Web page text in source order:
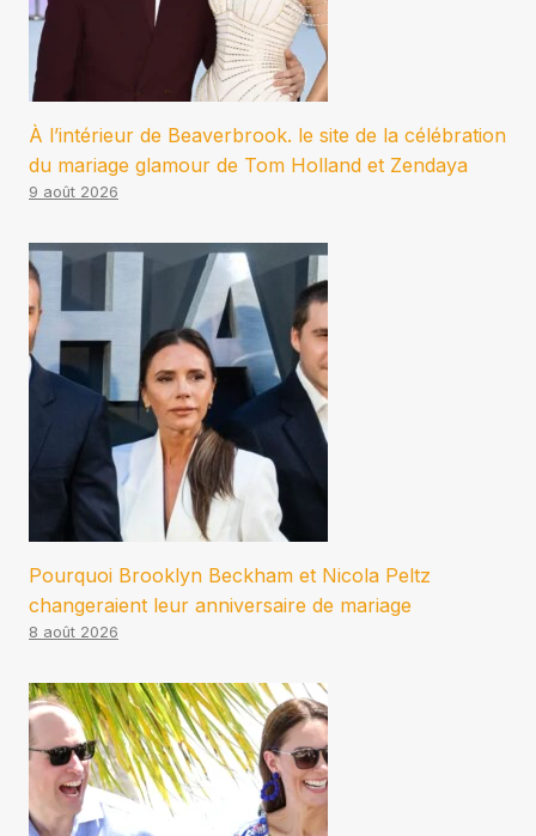
À l’intérieur de Beaverbrook. le site de la célébration
du mariage glamour de Tom Holland et Zendaya
9 août 2026
Pourquoi Brooklyn Beckham et Nicola Peltz
changeraient leur anniversaire de mariage
8 août 2026